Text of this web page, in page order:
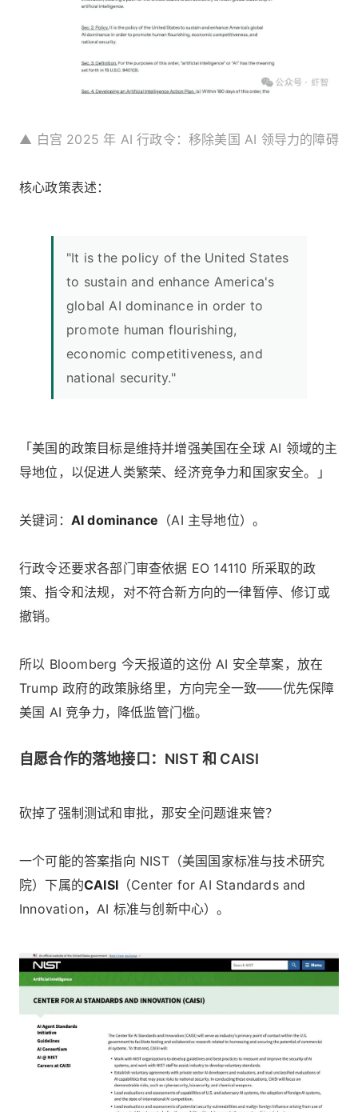
▲ 白宫 2025 年 AI 行政令：移除美国 AI 领导力的障碍
核心政策表述：
"It is the policy of the United States
to sustain and enhance America's
global AI dominance in order to
promote human flourishing,
economic competitiveness, and
national security."
「美国的政策目标是维持并增强美国在全球 AI 领域的主
导地位，以促进人类繁荣、经济竞争力和国家安全。」
关键词： AI dominance （AI 主导地位）。
行政令还要求各部门审查依据 EO 14110 所采取的政
策、指令和法规，对不符合新方向的一律暂停、修订或
撤销。
所以 Bloomberg 今天报道的这份 AI 安全草案，放在
Trump 政府的政策脉络里，方向完全一致——优先保障
美国 AI 竞争力，降低监管门槛。
自愿合作的落地接口：NIST 和 CAISI
砍掉了强制测试和审批，那安全问题谁来管？
一个可能的答案指向 NIST（美国国家标准与技术研究
院）下属的CAISI （Center for AI Standards and
Innovation，AI 标准与创新中心）。